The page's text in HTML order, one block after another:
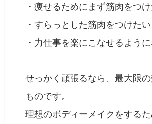
・痩せるためにまず筋肉をつ
・すらっとした筋肉をつけたい
・力仕事を楽にこなせるよう
せっかく頑張るなら、最大限
ものです。
理想のボディーメイクをする